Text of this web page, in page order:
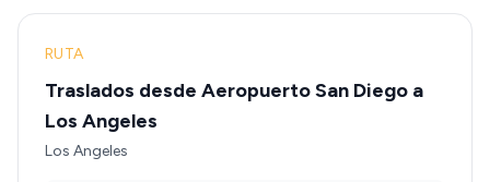
RUTA
Traslados desde Aeropuerto San Diego a
Los Angeles
Los Angeles